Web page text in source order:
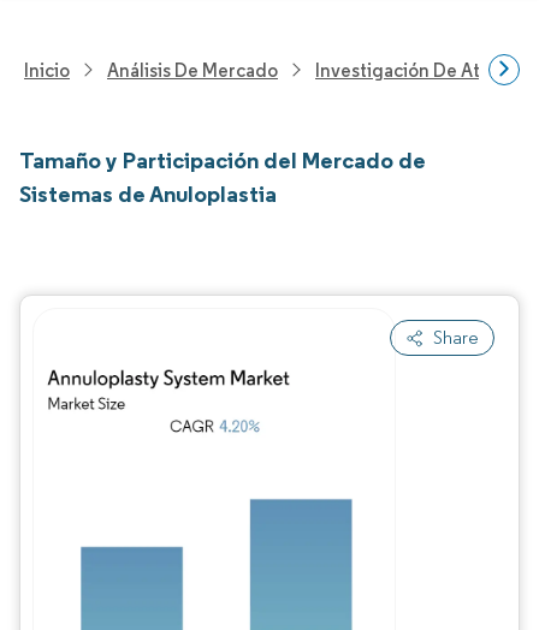
Inicio Análisis De Mercado Investigación De
Tamaño y Participación del Mercado de
Sistemas de Anuloplastia
Share